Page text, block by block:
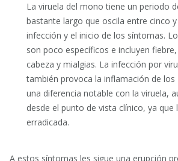
La viruela del mono tiene un periodo
bastante largo que oscila entre cinco
infección y el inicio de los síntomas.
son poco específicos e incluyen
cabeza y mialgias. La infección por
también provoca la inflamación de los
una diferencia notable con la viruela,
desde el punto de vista clínico, ya que
erradicada.
A estos síntomas les sigue una erupción